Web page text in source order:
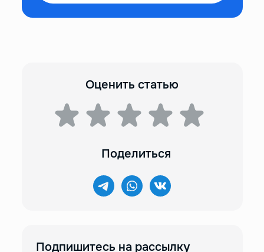
Оценить статью
Поделиться
Подпишитесь на рассылку